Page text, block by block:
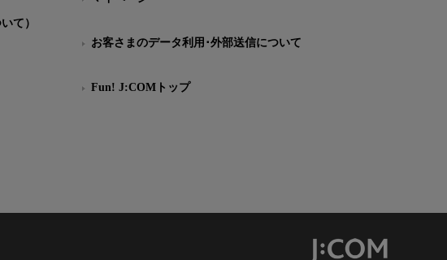
て）
お客さまのデータ利用･外部送信について
Fun! J:COMトップ